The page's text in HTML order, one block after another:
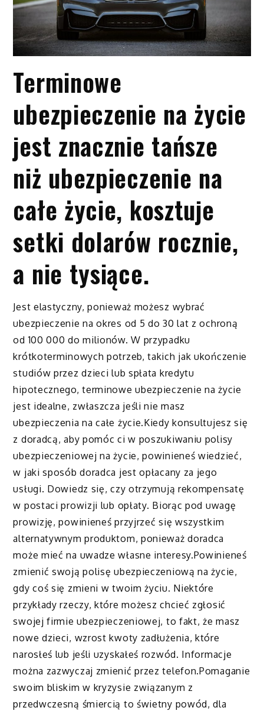
Terminowe
ubezpieczenie na życie
jest znacznie tańsze
niż ubezpieczenie na
całe życie, kosztuje
setki dolarów rocznie,
a nie tysiące.
Jest elastyczny, ponieważ możesz wybrać
ubezpieczenie na okres od 5 do 30 lat z ochroną
od 100 000 do milionów. W przypadku
krótkoterminowych potrzeb, takich jak ukończenie
studiów przez dzieci lub spłata kredytu
hipotecznego, terminowe ubezpieczenie na życie
jest idealne, zwłaszcza jeśli nie masz
ubezpieczenia na całe życie.Kiedy konsultujesz się
z doradcą, aby pomóc ci w poszukiwaniu polisy
ubezpieczeniowej na życie, powinieneś wiedzieć,
w jaki sposób doradca jest opłacany za jego
usługi. Dowiedz się, czy otrzymują rekompensatę
w postaci prowizji lub opłaty. Biorąc pod uwagę
prowizję, powinieneś przyjrzeć się wszystkim
alternatywnym produktom, ponieważ doradca
może mieć na uwadze własne interesy.Powinieneś
zmienić swoją polisę ubezpieczeniową na życie,
gdy coś się zmieni w twoim życiu. Niektóre
przykłady rzeczy, które możesz chcieć zgłosić
swojej firmie ubezpieczeniowej, to fakt, że masz
nowe dzieci, wzrost kwoty zadłużenia, które
narosłeś lub jeśli uzyskałeś rozwód. Informacje
można zazwyczaj zmienić przez telefon.Pomaganie
swoim bliskim w kryzysie związanym z
przedwczesną śmiercią to świetny powód, dla